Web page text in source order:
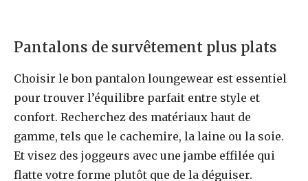
Pantalons de survêtement plus plats
Choisir le bon pantalon loungewear est essentiel
pour trouver l’équilibre parfait entre style et
confort. Recherchez des matériaux haut de
gamme, tels que le cachemire, la laine ou la soie.
Et visez des joggeurs avec une jambe effilée qui
flatte votre forme plutôt que de la déguiser.